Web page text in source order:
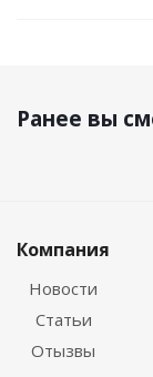
Ранее вы
Компания
Новости
Статьи
Отызвы